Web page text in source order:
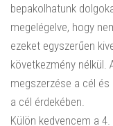
bepakolhatunk
megelégelve, hogy
ezeket egyszerűen
következmény nélkül.
megszerzése a cél
a cél érdekében.
Külön kedvencem a